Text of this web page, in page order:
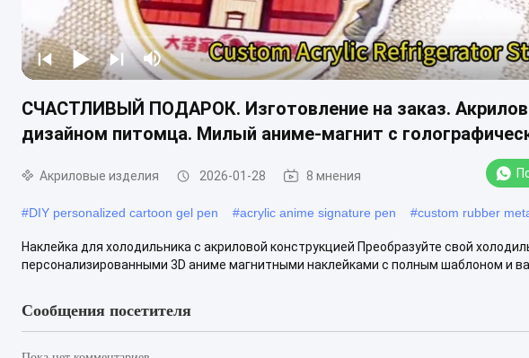
СЧАСТЛИВЫЙ ПОДАРОК. Изготовление на заказ.
дизайном питомца. Милый аниме-магнит с
Акриловые изделия 2026-01-28 8 мнения
#DIY personalized cartoon gel pen #acrylic anime signature pen #custom rubber
Наклейка для холодильника с акриловой конструкцией Преобразуйте свой
персонализированными 3D аниме магнитными наклейками с полным шаблоном и
Сообщения посетителя